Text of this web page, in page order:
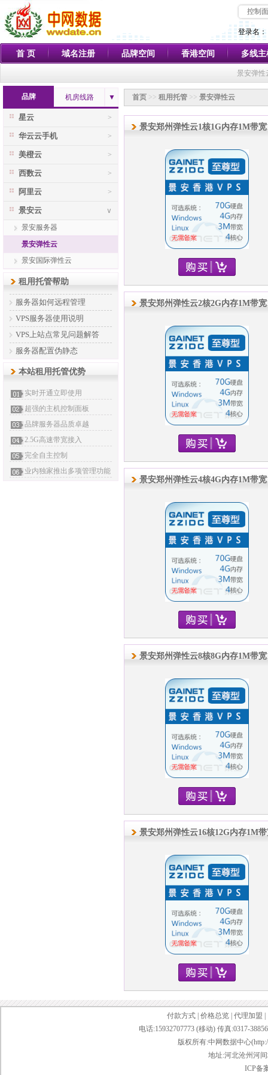
控制
登录名：
首 页 域名注册 品牌空间 香港空间 多线主
景安弹性
品牌 机房线路 ▼
>
星云
>
华云云手机
>
美橙云
>
西数云
>
阿里云
∨
景安云
景安服务器
景安弹性云
景安国际弹性云
租用托管帮助
服务器如何远程管理
VPS服务器使用说明
VPS上站点常见问题解答
服务器配置伪静态
本站租用托管优势
实时开通立即使用
超强的主机控制面板
品牌服务器品质卓越
2.5G高速带宽接入
完全自主控制
业内独家推出多项管理功能
首页 >> 租用托管 >> 景安弹性云
景安郑州弹性云1核1G内存1M带
景安郑州弹性云2核2G内存1M带
景安郑州弹性云4核4G内存1M带
景安郑州弹性云8核8G内存1M带
景安郑州弹性云16核12G内存1M
付款方式 价格总览 代理加盟
电话:15932707773 (移动) 传真:0317-
版权所有:中网数据中心
地址:河北沧州河
ICP备